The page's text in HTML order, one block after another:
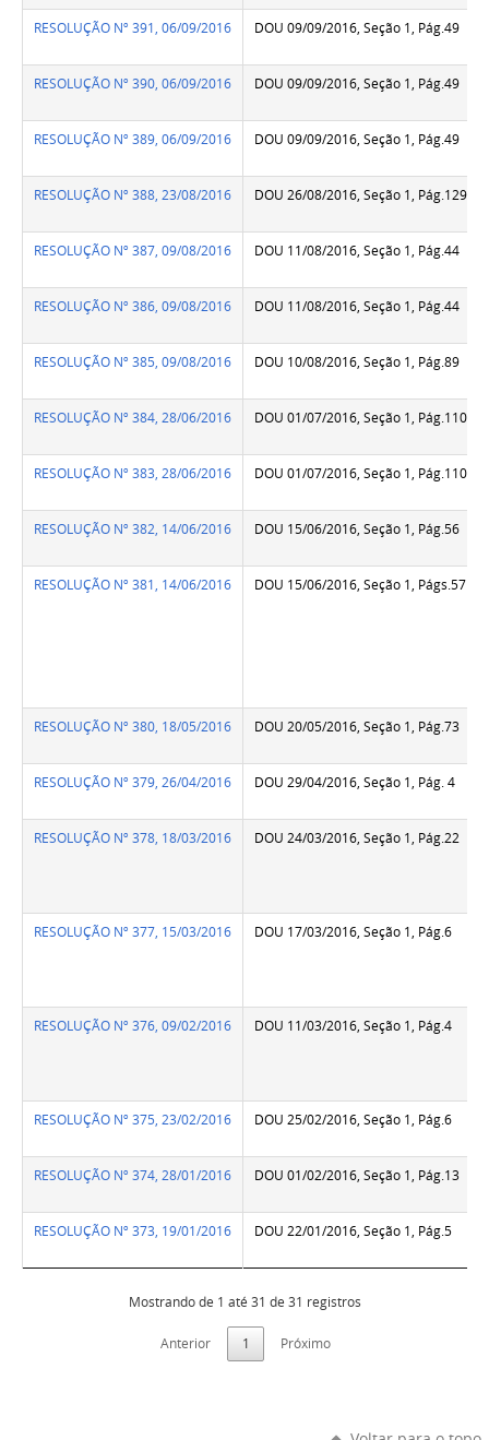
RESOLUÇÃO Nº 391, 06/09/2016 DOU 09/09/2016, Seção 1, Pág.49
RESOLUÇÃO Nº 390, 06/09/2016 DOU 09/09/2016, Seção 1, Pág.49
RESOLUÇÃO Nº 389, 06/09/2016 DOU 09/09/2016, Seção 1, Pág.49
RESOLUÇÃO Nº 388, 23/08/2016 DOU 26/08/2016, Seção 1, Pág.129
RESOLUÇÃO Nº 387, 09/08/2016 DOU 11/08/2016, Seção 1, Pág.44
RESOLUÇÃO Nº 386, 09/08/2016 DOU 11/08/2016, Seção 1, Pág.44
RESOLUÇÃO Nº 385, 09/08/2016 DOU 10/08/2016, Seção 1, Pág.89
RESOLUÇÃO Nº 384, 28/06/2016 DOU 01/07/2016, Seção 1, Pág.110
RESOLUÇÃO Nº 383, 28/06/2016 DOU 01/07/2016, Seção 1, Pág.110
RESOLUÇÃO Nº 382, 14/06/2016 DOU 15/06/2016, Seção 1, Pág.56
RESOLUÇÃO Nº 381, 14/06/2016 DOU 15/06/2016, Seção 1, Págs.57 a
RESOLUÇÃO Nº 380, 18/05/2016 DOU 20/05/2016, Seção 1, Pág.73
RESOLUÇÃO Nº 379, 26/04/2016 DOU 29/04/2016, Seção 1, Pág. 4
RESOLUÇÃO Nº 378, 18/03/2016 DOU 24/03/2016, Seção 1, Pág.22
RESOLUÇÃO Nº 377, 15/03/2016 DOU 17/03/2016, Seção 1, Pág.6
RESOLUÇÃO Nº 376, 09/02/2016 DOU 11/03/2016, Seção 1, Pág.4
RESOLUÇÃO Nº 375, 23/02/2016 DOU 25/02/2016, Seção 1, Pág.6
RESOLUÇÃO Nº 374, 28/01/2016 DOU 01/02/2016, Seção 1, Pág.13
RESOLUÇÃO Nº 373, 19/01/2016 DOU 22/01/2016, Seção 1, Pág.5
Mostrando de 1 até 31 de 31 registros
Anterior 1 Próximo